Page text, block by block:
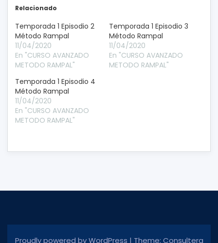
Relacionado
Temporada 1 Episodio 2
Método Rampal
11/04/2020
En "CURSO AVANZADO
METODO RAMPAL"
Temporada 1 Episodio 3
Método Rampal
11/04/2020
En "CURSO AVANZADO
METODO RAMPAL"
Temporada 1 Episodio 4
Método Rampal
11/04/2020
En "CURSO AVANZADO
METODO RAMPAL"
Proudly powered by WordPress | Theme: Consultera